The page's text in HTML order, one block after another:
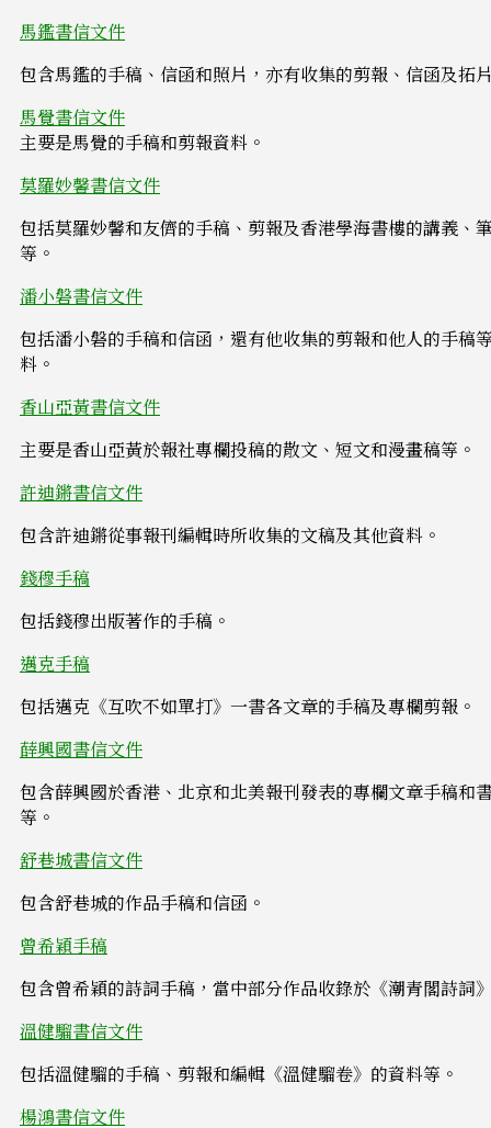
馬鑑書信文件
包含馬鑑的手稿、信函和照片，亦有收集的剪報、信函及拓
馬覺書信文件
主要是馬覺的手稿和剪報資料。
莫羅妙馨書信文件
包括莫羅妙馨和友儕的手稿、剪報及香港學海書樓的講義、
等。
潘小磐書信文件
包括潘小磐的手稿和信函，還有他收集的剪報和他人的手稿
料。
香山亞黃書信文件
主要是香山亞黃於報社專欄投稿的散文、短文和漫畫稿等。
許迪鏘書信文件
包含許迪鏘從事報刊編輯時所收集的文稿及其他資料。
錢穆手稿
包括錢穆出版著作的手稿。
邁克手稿
包括邁克《互吹不如單打》一書各文章的手稿及專欄剪報。
薛興國書信文件
包含薛興國於香港、北京和北美報刊發表的專欄文章手稿和
等。
舒巷城書信文件
包含舒巷城的作品手稿和信函。
曾希穎手稿
包含曾希穎的詩詞手稿，當中部分作品收錄於《潮青閣詩詞
溫健騮書信文件
包括溫健騮的手稿、剪報和編輯《溫健騮卷》的資料等。
楊鴻書信文件